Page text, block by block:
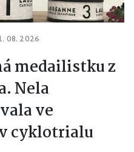
08. 2026
medailistku z
Nela
ve
cyklotrialu